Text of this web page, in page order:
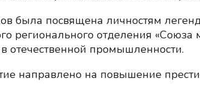
была посвящена личностям
регионального отделения
отечественной промышленности.
направлено на повышение